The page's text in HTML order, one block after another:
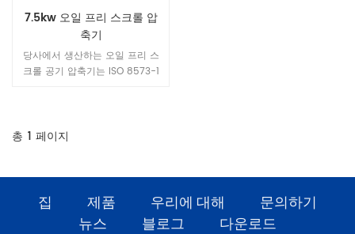
7.5kw 오일 프리 스크롤 압
축기
당사에서 생산하는 오일 프리 스
크롤 공기 압축기는 ISO 8573-1
며 마음의 평화를 제공하는 인증
총 1 페이지
집 제품 우리에 대해
문의하기
뉴스
블로그
다운로드